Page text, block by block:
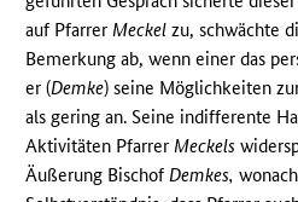
auf PfarrerMeckel zu, schwächte
Bemerkung ab, wenn einer das
er (Demke) seine Möglichkeiten
als gering an. Seine indifferente
Aktivitäten PfarrerMeckels
Äußerung BischofDemkes,